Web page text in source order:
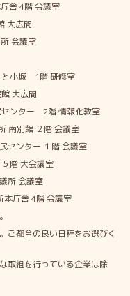
舎 4階 会議室
大広間
会議室
小城 1階 研修室
大広間
ンター 2階 情報化教室
別館 ２階 会議室
ンター １階 会議室
階 大会議室
所 会議室
庁舎 4階 会議室
都合の良い日程をお選びく
取組を行っている企業は除